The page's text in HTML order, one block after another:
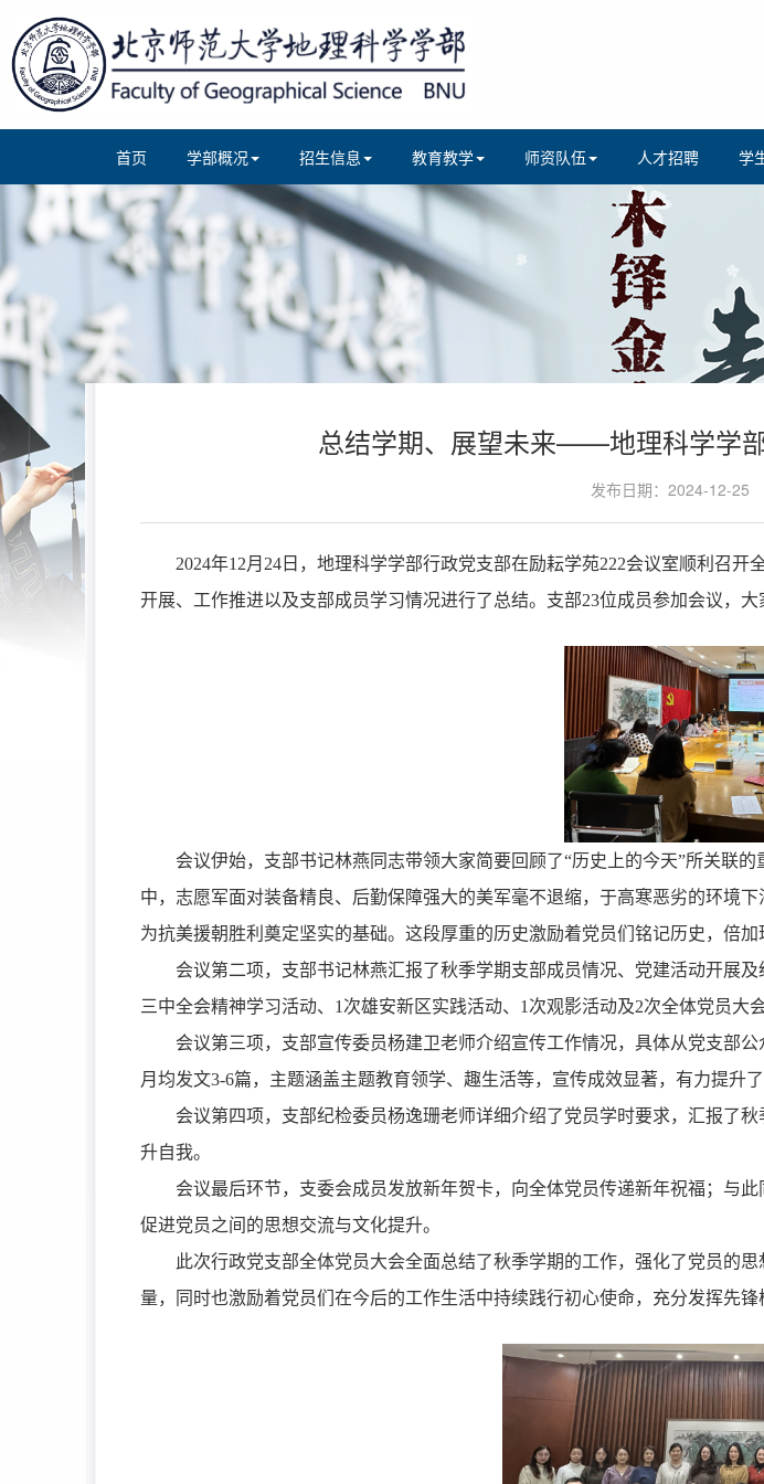
首页 学部概况 招生信息 教育教学 师资队伍 人才招聘 学
总结学期、展望未来——地理科学学
发布日期：2024-12-25
2024年12月24日 ， 地理科学学部行政党支部在励耘学苑222会议室顺利召开
开展、工作推进以及支部成员学习情况进行了总结。支部23位成员参加会议， 大
会议伊始，支部书记林燕同志带领大家简要回顾了“历史上的今天”所关
中，志愿军面对装备精良、后勤保障强大的美军毫不退缩，于高寒恶劣的环境
为抗美援朝胜利奠定坚实的基础。这段厚重的历史激励着党员们铭记历史，倍加
会议第二项，支部书记林燕汇报了秋季学期支部成员情况、党建活动开展
三中全会精神学习活动、1次雄安新区实践活动、1次观影活动及2次全体党员大
会议第三项，支部宣传委员杨建卫老师介绍宣传工作情况，具体从党支部
月均发文3-6篇，主题涵盖主题教育领学、趣生活等，宣传成效显著，有力提升了
会议第四项，支部纪检委员杨逸珊老师详细介绍了党员学时要求，汇报了
升自我。
会议最后环节，支委会成员发放新年贺卡，向全体党员传递新年祝福；与
促进党员之间的思想交流与文化提升。
此次行政党支部全体党员大会全面总结了秋季学期的工作，强化了党员的
量，同时也激励着党员们在今后的工作生活中持续践行初心使命，充分发挥先锋